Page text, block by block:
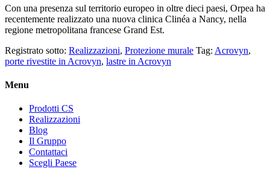
Con una presenza sul territorio europeo in oltre dieci paesi, Orpea ha
recentemente realizzato una nuova clinica Clinéa a Nancy, nella
regione metropolitana francese Grand Est.
Registrato sotto: Realizzazioni, Protezione murale Tag: Acrovyn,
porte rivestite in Acrovyn, lastre in Acrovyn
Menu
Prodotti CS
Realizzazioni
Blog
Il Gruppo
Contattaci
Scegli Paese